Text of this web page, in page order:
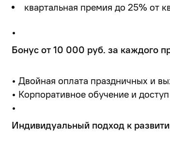
квартальная премия до 25% от
•
Бонус от 10 000 руб. за каждого
• Двойная оплата праздничных и
• Корпоративное обучение и
•
Индивидуальный подход к